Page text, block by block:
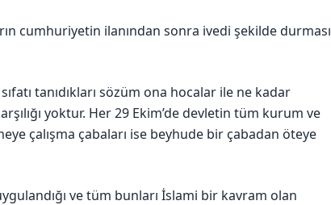
cumhuriyetin ilanından sonra ivedi şekilde durması
tanıdıkları sözüm ona hocalar ile ne kadar
yoktur. Her 29 Ekim’de devletin tüm kurum ve
çalışma çabaları ise beyhude bir çabadan öteye
ve tüm bunları İslami bir kavram olan